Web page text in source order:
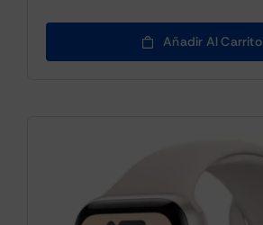
Añadir Al Carrito